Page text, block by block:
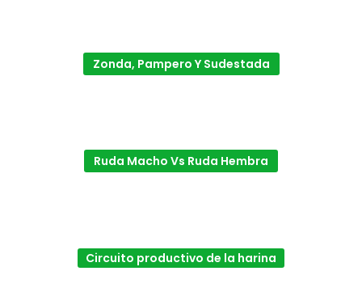
Zonda, Pampero Y Sudestada
Ruda Macho Vs Ruda Hembra
Circuito productivo de la harina